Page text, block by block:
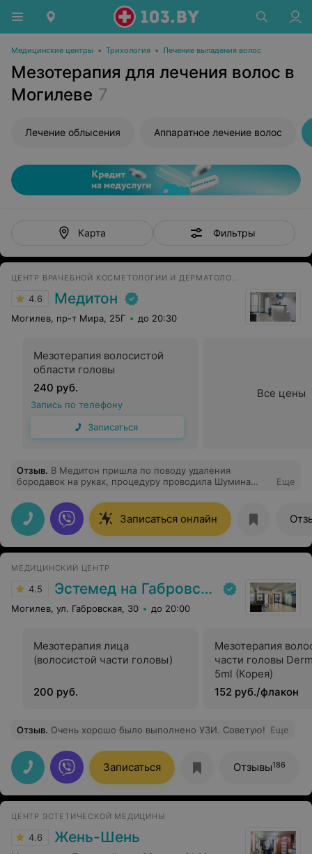
Медицинские центры • Трихология • Лечение выпадения волос
Мезотерапия для лечения волос в
Могилеве 7
Лечение облысения Аппаратное лечение волос
Карта Фильтры
ЦЕНТР ВРАЧЕБНОЙ КОСМЕТОЛОГИИ И ДЕРМАТОЛОГИИ
4.6 Медитон
Могилев, пр-т Мира, 25Г до 20:30
Мезотерапия волосистой
области головы
240 руб.
Запись по телефону
Записаться
Все цены
Отзыв. В Медитон пришла по поводу удаления
бородавок на руках, процедуру проводила Шумина
известный центр, где пробовала удалять бородавки
азотом, в итоге в Медитон я пришла с 10 бородавками
на разных пальцах рук. За 3 сеанса удаления лазером
бородавок как и не бывало! Некоторые сожгли, а
другие отмерли сами, т.к. имели общие корни.
рекомендации по уходу после. Бесконечно ей
благодарна за свои чистые руки, я была уже отчаялась.
Спасибо большое.
Еще
Записаться онлайн
МЕДИЦИНСКИЙ ЦЕНТР
4.5 Эстемед на Габровской
Могилев, ул. Габровская, 30 до 20:00
Мезотерапия лица
(волосистой части головы)
200 руб.
Мезотерапия
части головы
5ml (Корея)
152 руб./флакон
Отзыв. Очень хорошо было выполнено УЗИ. Советую! Еще
Записаться Отзывы186
ЦЕНТР ЭСТЕТИЧЕСКОЙ МЕДИЦИНЫ
4.6 Жень-Шень